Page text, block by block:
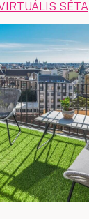
SÉTA